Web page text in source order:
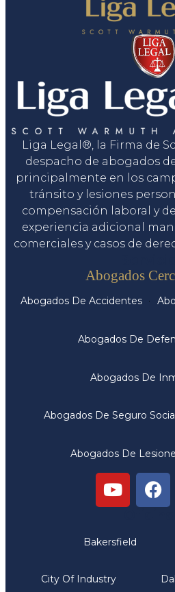
Liga Legal®, la Firma de
despacho de abogados
principalmente en los
tránsito y lesiones
compensación laboral y
experiencia adicional
comerciales y casos de
Abogados
Abogados De Accidentes
Abogados De
Abogados De
Abogados De Seguro
Abogados De
Bakersfield
City Of Industry